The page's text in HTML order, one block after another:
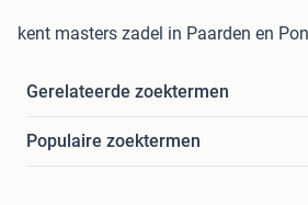
kent masters zadel in Paarden en
Gerelateerde zoektermen
Populaire zoektermen